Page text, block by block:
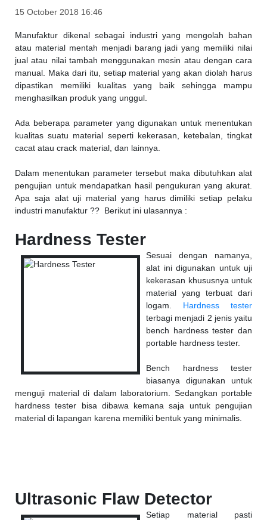
15 October 2018 16:46
Manufaktur dikenal sebagai industri yang mengolah bahan
atau material mentah menjadi barang jadi yang memiliki nilai
jual atau nilai tambah menggunakan mesin atau dengan cara
manual. Maka dari itu, setiap material yang akan diolah harus
dipastikan memiliki kualitas yang baik sehingga mampu
menghasilkan produk yang unggul.
Ada beberapa parameter yang digunakan untuk menentukan
kualitas suatu material seperti kekerasan, ketebalan, tingkat
cacat atau crack material, dan lainnya.
Dalam menentukan parameter tersebut maka dibutuhkan alat
pengujian untuk mendapatkan hasil pengukuran yang akurat.
Apa saja alat uji material yang harus dimiliki setiap pelaku
industri manufaktur ?? Berikut ini ulasannya :
Hardness Tester
Sesuai dengan namanya,
alat ini digunakan untuk uji
kekerasan khususnya untuk
material yang terbuat dari
logam. Hardness tester
terbagi menjadi 2 jenis yaitu
bench hardness tester dan
portable hardness tester.
Bench hardness tester
biasanya digunakan untuk
menguji material di dalam laboratorium. Sedangkan portable
hardness tester bisa dibawa kemana saja untuk pengujian
material di lapangan karena memiliki bentuk yang minimalis.
Ultrasonic Flaw Detector
Setiap material pasti